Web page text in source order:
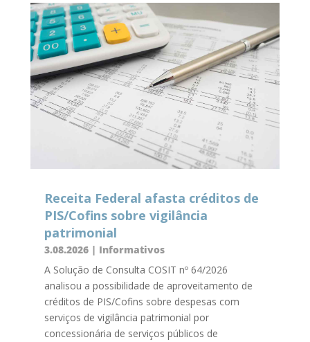
Receita Federal afasta créditos de
PIS/Cofins sobre vigilância
patrimonial
3.08.2026| Informativos
A Solução de Consulta COSIT nº 64/2026
analisou a possibilidade de aproveitamento de
créditos de PIS/Cofins sobre despesas com
serviços de vigilância patrimonial por
concessionária de serviços públicos de